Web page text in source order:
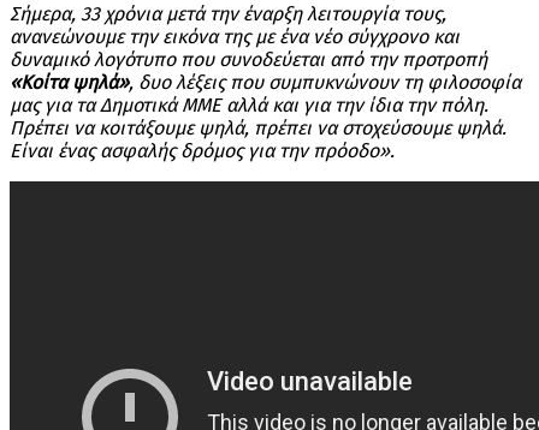
Σήμερα, 33 χρόνια μετά την έναρξη λειτουργία τους,
ανανεώνουμε την εικόνα της με ένα νέο σύγχρονο και
δυναμικό λογότυπο που συνοδεύεται από την προτροπή
«Κοίτα ψηλά», δυο λέξεις που συμπυκνώνουν τη φιλοσοφία
μας για τα Δημοτικά ΜΜΕ αλλά και για την ίδια την πόλη.
Πρέπει να κοιτάξουμε ψηλά, πρέπει να στοχεύσουμε ψηλά.
Είναι ένας ασφαλής δρόμος για την πρόοδο».